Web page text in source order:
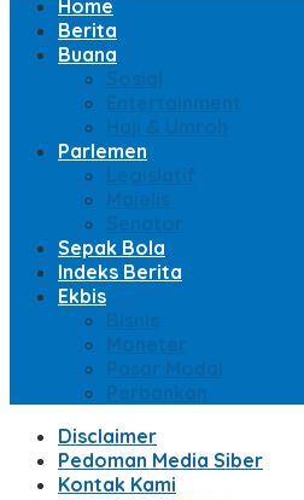
Home
Berita
Buana
Sosial
Entertainment
Haji & Umroh
Parlemen
Legislatif
Majelis
Senator
Sepak Bola
Indeks Berita
Ekbis
Bisnis
Moneter
Pasar Modal
Perbankan
Disclaimer
Pedoman Media Siber
Kontak Kami